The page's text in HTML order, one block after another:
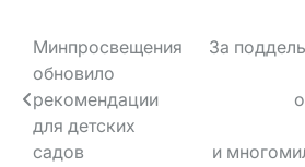
Навигация
по записям
Минпросвещения
обновило
рекомендации
для детских
садов
За
и